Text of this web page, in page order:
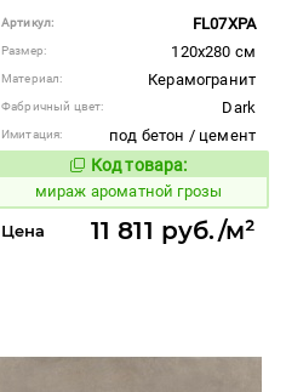
Артикул: FL07XPA
Размер: 120x280 см
Материал: Керамогранит
Фабричный цвет: Dark
Имитация:
под бетон / цемент
Код товара:
984644Код товара:
мираж ароматной грозы
Цена 11 811 руб./м²